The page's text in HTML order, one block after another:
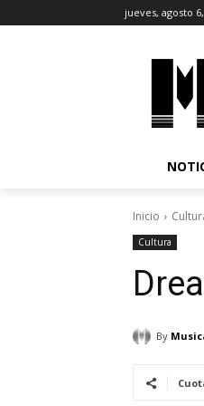
jueves, agosto
Inicio
Cultura
By